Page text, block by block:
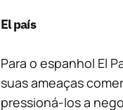
El país
Para o espanhol El
suas ameaças
pressioná-los a